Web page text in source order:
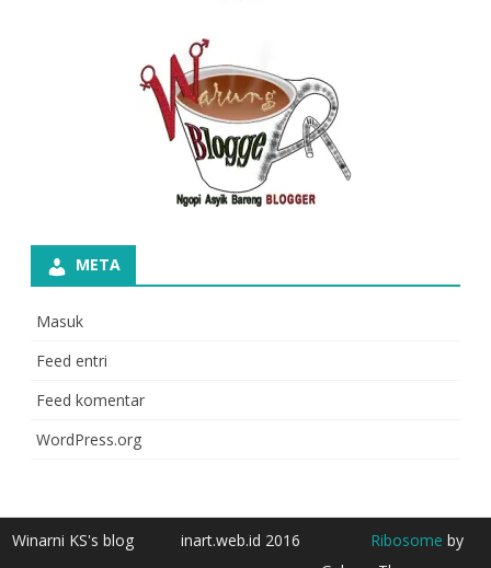
META
Masuk
Feed entri
Feed komentar
WordPress.org
Winarni KS's blog inart.web.id 2016 Ribosome by